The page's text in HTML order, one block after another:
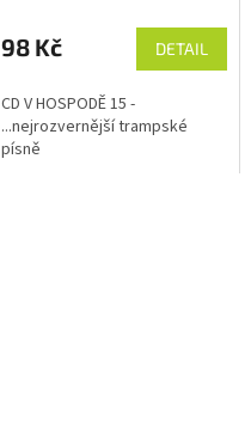
98 Kč DETAIL
CD V HOSPODĚ 15 -
...nejrozvernější trampské
písně